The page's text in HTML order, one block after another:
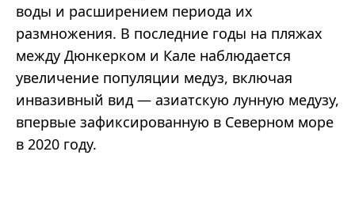
воды и расширением периода их
размножения. В последние годы на пляжах
между Дюнкерком и Кале наблюдается
увеличение популяции медуз, включая
инвазивный вид — азиатскую лунную медузу,
впервые зафиксированную в Северном море
в 2020 году.